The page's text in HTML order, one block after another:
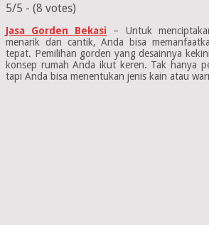
5/5 - (8 votes)
Jasa Gorden Bekasi – Untuk
menarik dan cantik, Anda bisa
tepat. Pemilihan gorden yang desainnya
konsep rumah Anda ikut keren. Tak hanya
tapi Anda bisa menentukan jenis kain atau